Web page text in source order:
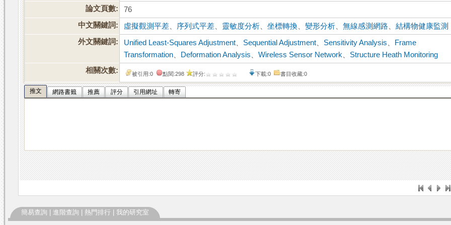
論文頁數:
76
中文關鍵詞:
虛擬觀測平差 序列式平差 靈敏度分析 、坐標轉換 、變形分析 、無線感測網路 、結構物健康監測
外文關鍵詞:
Unified Least-Squares Adjustment Sequential Adjustment Sensitivity Analysis
Frame
Transformation
Deformation Analysis 、Wireless Sensor Network
Structure Heath Monitoring
相關次數:
被引用:0 點閱:298 評分: 下載:0 書目收藏:0
推文 網路書籤 推薦 評分 引用網址 轉寄
簡易查詢 進階查詢 熱門排行 我的研究室